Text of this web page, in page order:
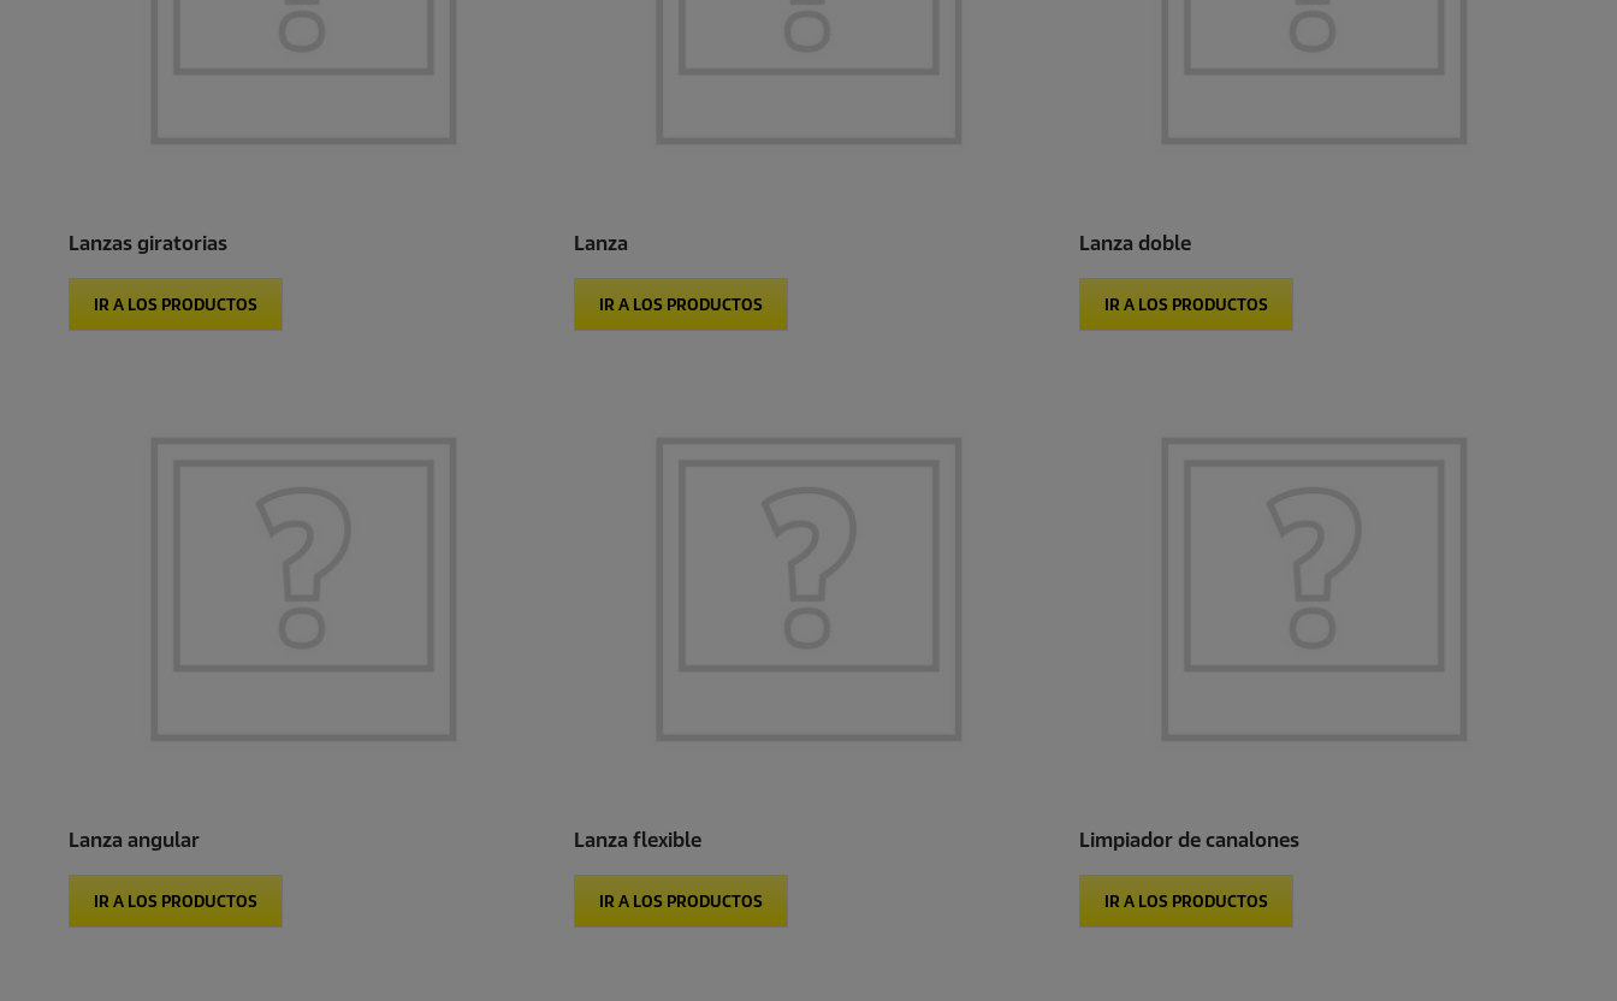
Lanzas giratorias
IR A LOS PRODUCTOS
Lanza
IR A LOS PRODUCTOS
Lanza doble
IR A LOS PRODUCTOS
Lanza angular
IR A LOS PRODUCTOS
Lanza flexible
IR A LOS PRODUCTOS
Limpiador de canalones
IR A LOS PRODUCTOS